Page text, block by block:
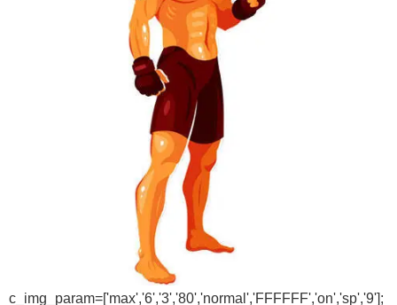
c_img_param=['max','6','3','80','normal','FFFFFF','on','sp','9'];